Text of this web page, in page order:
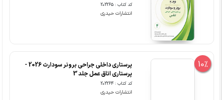
کد کتاب : 202265
انتشارات حیدری
10%
پرستاری داخلی جراحی برونر سودارث 2026 -
پرستاری اتاق عمل جلد 3
کد کتاب : 202264
انتشارات حیدری